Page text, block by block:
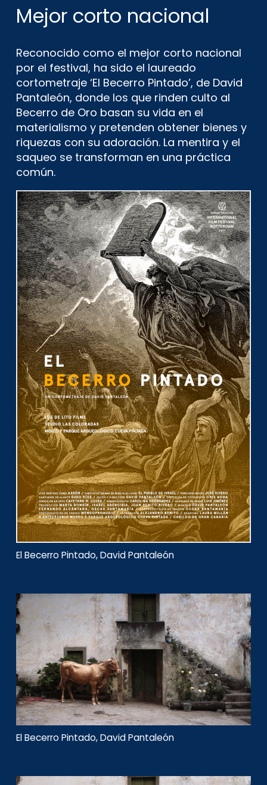
Mejor corto nacional
Reconocido como el mejor corto nacional
por el festival, ha sido el laureado
cortometraje ‘El Becerro Pintado’, de David
Pantaleón, donde los que rinden culto al
Becerro de Oro basan su vida en el
materialismo y pretenden obtener bienes y
riquezas con su adoración. La mentira y el
saqueo se transforman en una práctica
común.
El Becerro Pintado, David Pantaleón
El Becerro Pintado, David Pantaleón